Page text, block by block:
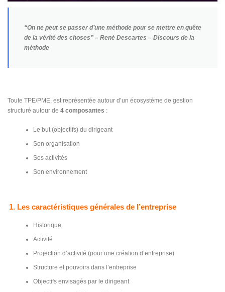
“On ne peut se passer d’une méthode pour se mettre en quête
de la vérité des choses” – René Descartes – Discours de la
méthode
Toute TPE/PME, est représentée autour d’un écosystème de gestion
structuré autour de 4 composantes :
Le but (objectifs) du dirigeant
Son organisation
Ses activités
Son environnement
1. Les caractéristiques générales de l’entreprise
Historique
Activité
Projection d’activité (pour une création d’entreprise)
Structure et pouvoirs dans l’entreprise
Objectifs envisagés par le dirigeant